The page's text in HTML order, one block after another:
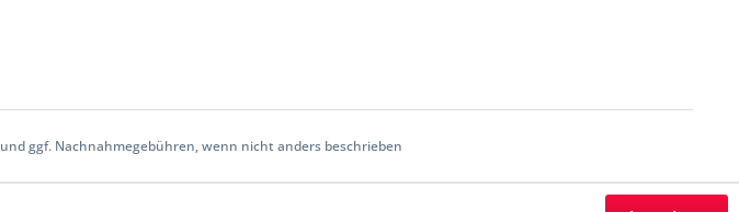
und ggf. Nachnahmegebühren, wenn nicht anders beschrieben